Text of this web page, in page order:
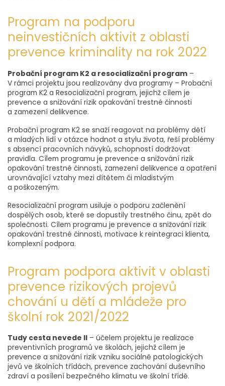
Program na podporu
neinvestičních aktivit z oblasti
prevence kriminality na rok 2022
Probační program K2 a resocializační program –
V rámci projektu jsou realizovány dva programy – Probační
program K2 a Resocializační program, jejichž cílem je
prevence a snižování rizik opakování trestné činnosti
a zamezení delikvence.
Probační program K2 se snaží reagovat na problémy dětí
a mladých lidí v otázce hodnot a stylu života, řeší problémy
s absencí pracovních návyků, schopností dodržovat
pravidla. Cílem programu je prevence a snižování rizik
opakování trestné činnosti, zamezení delikvence a opatření
urovnávající vztahy mezi dítětem či mladistvým
a poškozeným.
Resocializační program usiluje o podporu začlenění
dospělých osob, které se dopustily trestného činu, zpět do
společnosti. Cílem programu je prevence a snižování rizik
opakování trestné činnosti, motivace k reintegraci klienta,
komplexní podpora.
Program podpora aktivit v oblasti
prevence rizikových projevů
chování u dětí a mládeže pro
školní rok 2021/2022
Tudy cesta nevede II – účelem projektu je realizace
preventivních programů ve školách, jejichž cílem je
prevence a snižování rizik vzniku sociálně patologických
jevů ve školních třídách, prevence zachování duševního
zdraví a posílení bezpečného klimatu ve školní třídě.